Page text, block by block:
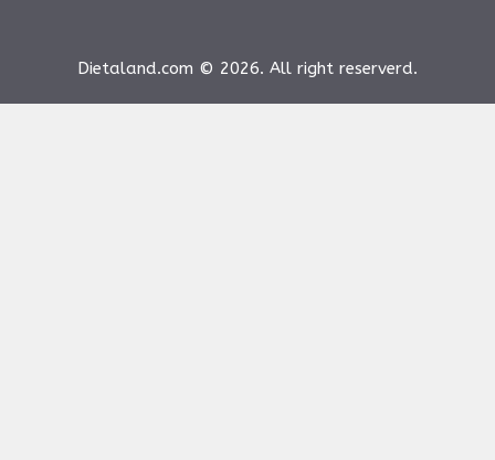
Dietaland.com © 2026. All right reserverd.